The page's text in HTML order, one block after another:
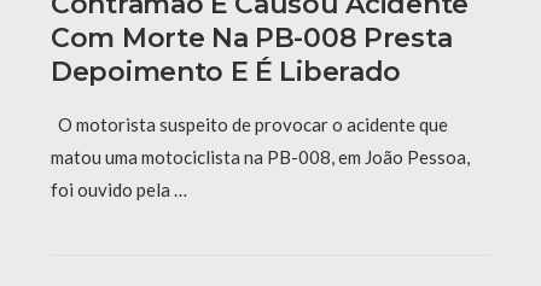
Com Morte Na PB-008 Presta
Depoimento E É Liberado
O motorista suspeito de provocar o acidente que
matou uma motociclista na PB-008, em João Pessoa,
foi ouvido pela …